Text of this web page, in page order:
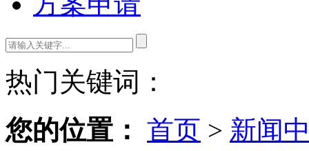
热门关键词：
您的位置： 首页 > 新闻